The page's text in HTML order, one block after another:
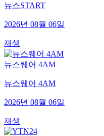
뉴스START
2026년 08월 06일
재생
뉴스퀘어 4AM
뉴스퀘어 4AM
2026년 08월 06일
재생